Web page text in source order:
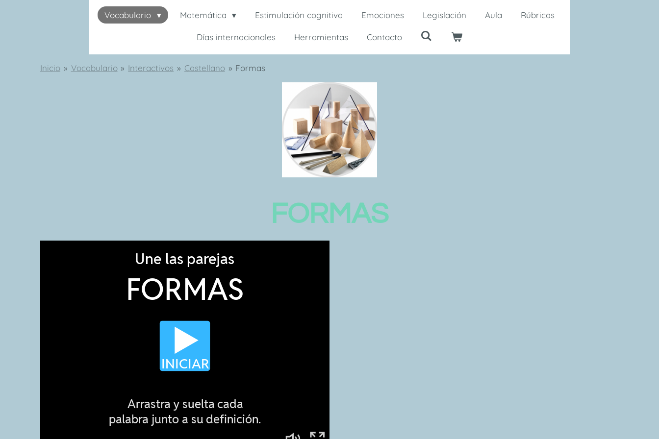
Vocabulario Matemática Estimulación cognitiva Emociones Legislación Aula Rúbricas
Días internacionales Herramientas Contacto
Inicio » Vocabulario » Interactivos » Castellano » Formas
FORMAS